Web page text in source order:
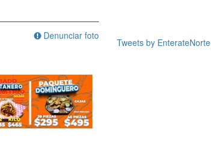
Denunciar foto
Tweets by EnterateNorte